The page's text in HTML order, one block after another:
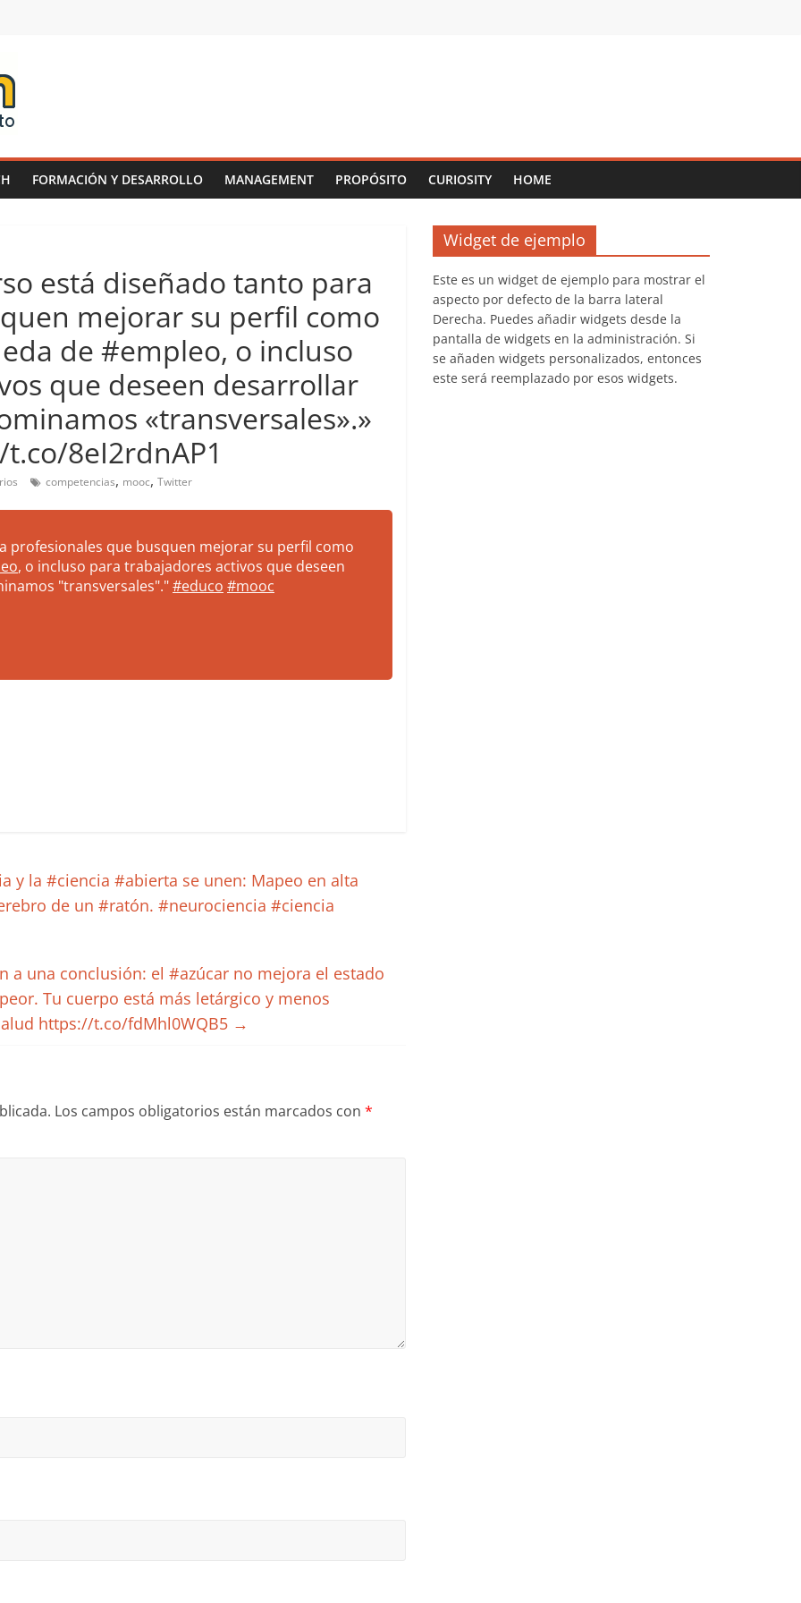
FORMACIÓN Y DESARROLLO MANAGEMENT PROPÓSITO CURIOSITY HOME
está diseñado tanto para
mejorar su perfil como
de #empleo, o incluso
que deseen desarrollar
«transversales».»
8eI2rdnAP1
competencias, mooc, Twitter
profesionales que busquen mejorar su perfil como
, o incluso para trabajadores activos que deseen
"transversales"."#educo #mooc
y la #ciencia #abierta se unen: Mapeo en alta
de un #ratón. #neurociencia #ciencia
a una conclusión: el #azúcar no mejora el estado
Tu cuerpo está más letárgico y menos
https://t.co/fdMhl0WQB5 →
Los campos obligatorios están marcados con *
Widget de ejemplo
Este es un widget de ejemplo para mostrar el
aspecto por defecto de la barra lateral
Derecha. Puedes añadir widgets desde la
pantalla de widgets en la administración. Si
se añaden widgets personalizados, entonces
este será reemplazado por esos widgets.